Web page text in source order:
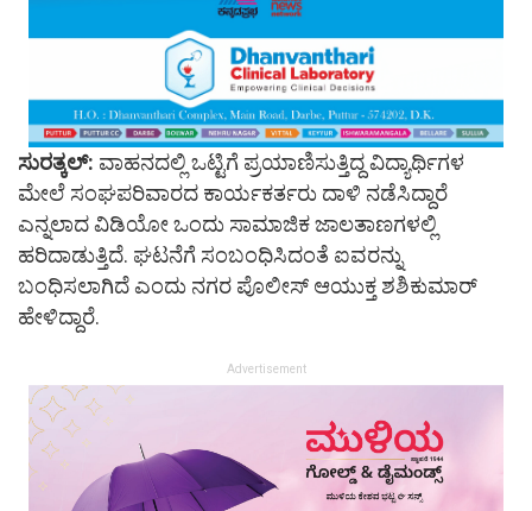
ಸುರತ್ಕಲ್: ವಾಹನದಲ್ಲಿ ಒಟ್ಟಿಗೆ ಪ್ರಯಾಣಿಸುತ್ತಿದ್ದ ವಿದ್ಯಾರ್ಥಿಗಳ
ಮೇಲೆ ಸಂಘಪರಿವಾರದ ಕಾರ್ಯಕರ್ತರು ದಾಳಿ ನಡೆಸಿದ್ದಾರೆ
ಎನ್ನಲಾದ ವಿಡಿಯೋ ಒಂದು ಸಾಮಾಜಿಕ ಜಾಲತಾಣಗಳಲ್ಲಿ
ಹರಿದಾಡುತ್ತಿದೆ. ಘಟನೆಗೆ ಸಂಬಂಧಿಸಿದಂತೆ ಐವರನ್ನು
ಬಂಧಿಸಲಾಗಿದೆ ಎಂದು ನಗರ ಪೊಲೀಸ್ ಆಯುಕ್ತ ಶಶಿಕುಮಾರ್
ಹೇಳಿದ್ದಾರೆ.
Advertisement